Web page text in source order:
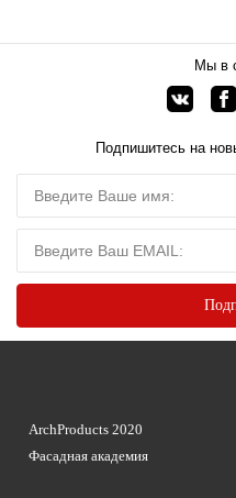
Мы в
Подпишитесь на
ArchProducts 2020
Фасадная академия